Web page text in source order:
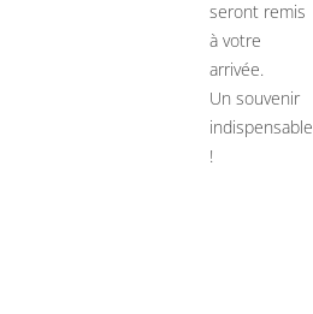
seront remis
à votre
arrivée.
Un souvenir
indispensable
!